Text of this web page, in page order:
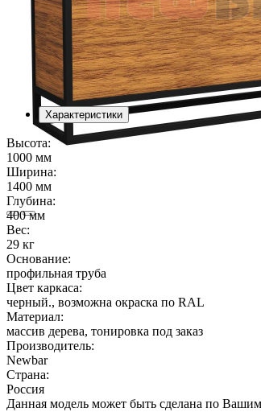
Характеристики
Высота:
1000 мм
Ширина:
1400 мм
Глубина:
400 мм
Вес:
29 кг
Основание:
профильная труба
Цвет каркаса:
черный., возможна окраска по RAL
Материал:
массив дерева, тонировка под заказ
Производитель:
Newbar
Страна:
Россия
Данная модель может быть сделана по